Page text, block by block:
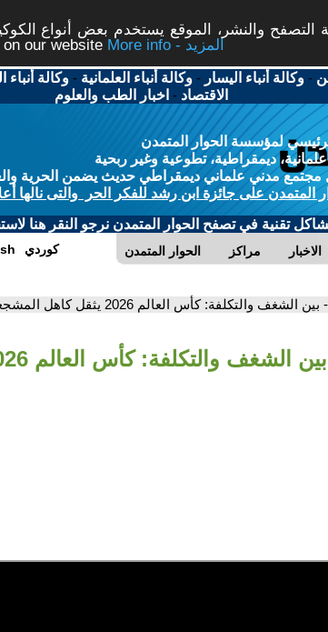
والنشر، الموقع يستخدم بعض أنواع
our website
More info - المزيد
-وكالة أنباء اليسار -وكالة أنباء العلمانية -وكالة أنباء
الاقتصاد - اخبار الطب والعلوم
لمؤسسة الحوار المتمدن
ديمقراطية، تطوعية وغير ربحية
مدني علماني ديمقراطي حديث يضمن الحرية
المتمدن على جائزة ابن رشد للفكر الحر والتى نالها
تقنية في تصفح الحوار المتمدن نرجو النقر هنا
الحوار المتمدن مراكز الاخبار كوردي
- بين الشغف والتكلفة: كأس العالم 2026 يثقل كاهل المشجعين